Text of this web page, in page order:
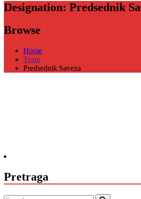
Designation: Predsednik
Browse
Home
Team
Predsednik Saveza
Pretraga